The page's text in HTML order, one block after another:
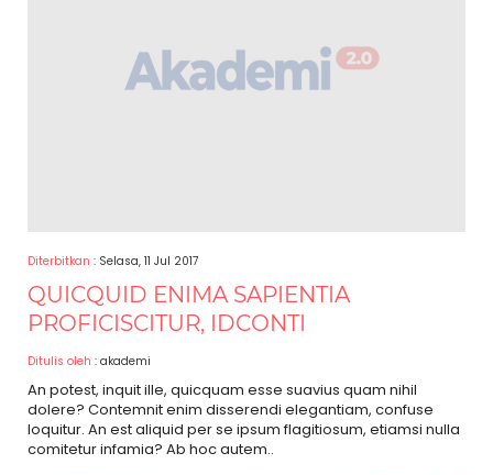
Diterbitkan : Selasa, 11 Jul 2017
QUICQUID ENIMA SAPIENTIA
PROFICISCITUR, IDCONTI
Ditulis oleh : akademi
An potest, inquit ille, quicquam esse suavius quam nihil
dolere? Contemnit enim disserendi elegantiam, confuse
loquitur. An est aliquid per se ipsum flagitiosum, etiamsi nulla
comitetur infamia? Ab hoc autem..